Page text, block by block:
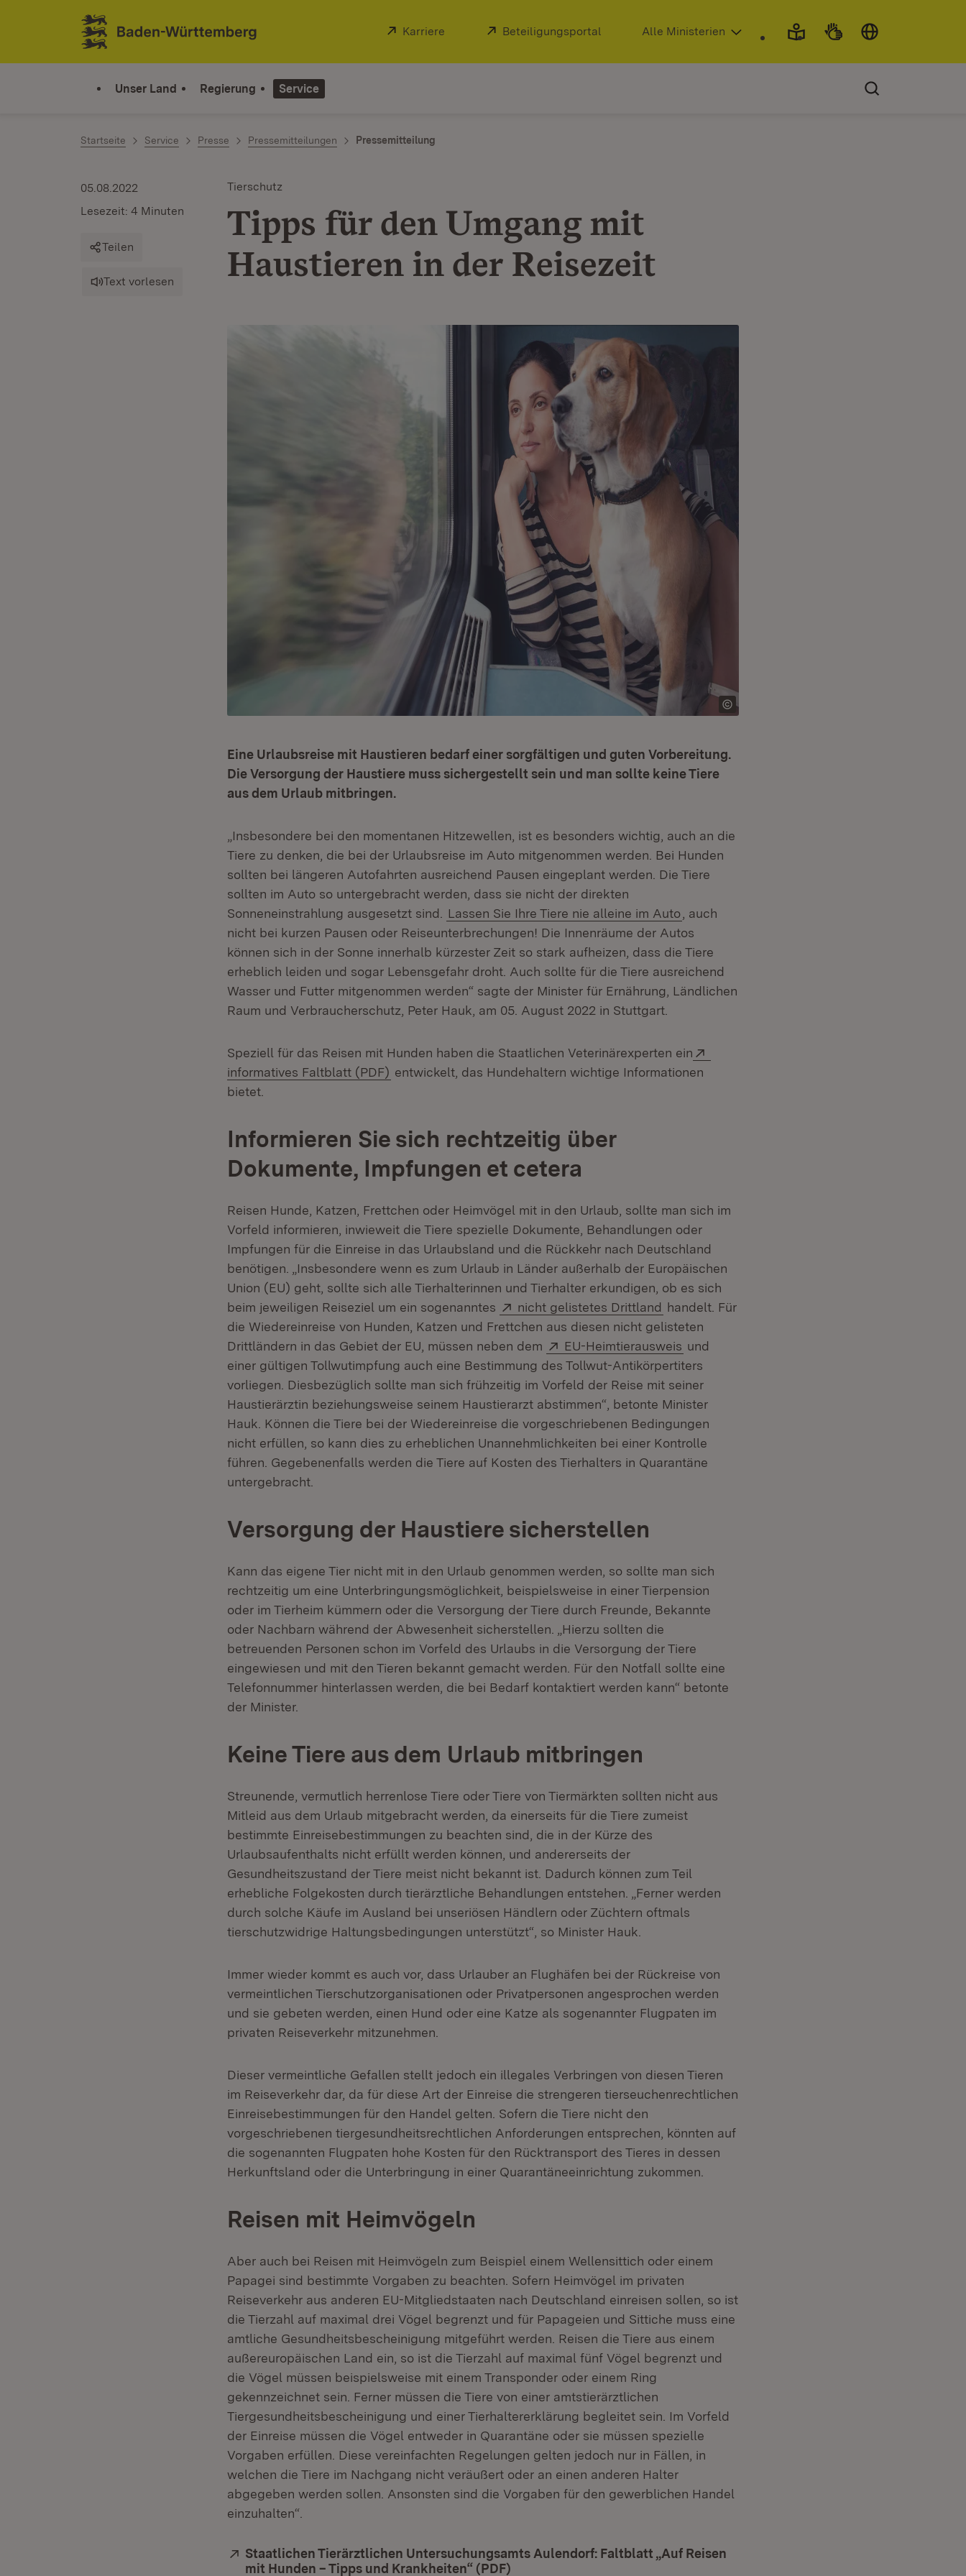
Zum Inhalt springen
Link zur Startseite
Extern:
Karriere (Öffnet in neuem Fenster)
Extern:
Beteiligungsportal (Öffnet in neuem Fenster)
Alle Ministerien
Unser Land Regierung Service
Startseite Service Presse Pressemitteilungen Pressemitteilung
Tierschutz
Tipps für den Umgang mit
Haustieren in der Reisezeit
05.08.2022
Lesezeit: 4 Minuten
Teilen
Text vorlesen
Eine Urlaubsreise mit Haustieren bedarf einer sorgfältigen und guten Vorbereitung.
Die Versorgung der Haustiere muss sichergestellt sein und man sollte keine Tiere
aus dem Urlaub mitbringen.
„Insbesondere bei den momentanen Hitzewellen, ist es besonders wichtig, auch an die
Tiere zu denken, die bei der Urlaubsreise im Auto mitgenommen werden. Bei Hunden
sollten bei längeren Autofahrten ausreichend Pausen eingeplant werden. Die Tiere
sollten im Auto so untergebracht werden, dass sie nicht der direkten
Sonneneinstrahlung ausgesetzt sind.
Lassen Sie Ihre Tiere nie alleine im Auto , auch
nicht bei kurzen Pausen oder Reiseunterbrechungen! Die Innenräume der Autos
können sich in der Sonne innerhalb kürzester Zeit so stark aufheizen, dass die Tiere
erheblich leiden und sogar Lebensgefahr droht. Auch sollte für die Tiere ausreichend
Wasser und Futter mitgenommen werden“ sagte der Minister für Ernährung, Ländlichen
Raum und Verbraucherschutz, Peter Hauk, am 05. August 2022 in Stuttgart.
Speziell für das Reisen mit Hunden haben die Staatlichen Veterinärexperten ein
informatives Faltblatt (PDF) (Öffnet in neuem Fenster)
entwickelt, das Hundehaltern wichtige Informationen
bietet.
Informieren Sie sich rechtzeitig über
Dokumente, Impfungen et cetera
Reisen Hunde, Katzen, Frettchen oder Heimvögel mit in den Urlaub, sollte man sich im
Vorfeld informieren, inwieweit die Tiere spezielle Dokumente, Behandlungen oder
Impfungen für die Einreise in das Urlaubsland und die Rückkehr nach Deutschland
benötigen. „Insbesondere wenn es zum Urlaub in Länder außerhalb der Europäischen
Union (EU) geht, sollte sich alle Tierhalterinnen und Tierhalter erkundigen, ob es sich
beim jeweiligen Reiseziel um ein sogenanntes
Extern:
nicht gelistetes Drittland (Öffnet in neuem Fenster)
handelt. Für
die Wiedereinreise von Hunden, Katzen und Frettchen aus diesen nicht gelisteten
Drittländern in das Gebiet der EU, müssen neben dem
Extern:
EU-Heimtierausweis (Öffnet in neuem Fenster)
und
einer gültigen Tollwutimpfung auch eine Bestimmung des Tollwut-Antikörpertiters
vorliegen. Diesbezüglich sollte man sich frühzeitig im Vorfeld der Reise mit seiner
Haustierärztin beziehungsweise seinem Haustierarzt abstimmen“, betonte Minister
Hauk. Können die Tiere bei der Wiedereinreise die vorgeschriebenen Bedingungen
nicht erfüllen, so kann dies zu erheblichen Unannehmlichkeiten bei einer Kontrolle
führen. Gegebenenfalls werden die Tiere auf Kosten des Tierhalters in Quarantäne
untergebracht.
Versorgung der Haustiere sicherstellen
Kann das eigene Tier nicht mit in den Urlaub genommen werden, so sollte man sich
rechtzeitig um eine Unterbringungsmöglichkeit, beispielsweise in einer Tierpension
oder im Tierheim kümmern oder die Versorgung der Tiere durch Freunde, Bekannte
oder Nachbarn während der Abwesenheit sicherstellen. „Hierzu sollten die
betreuenden Personen schon im Vorfeld des Urlaubs in die Versorgung der Tiere
eingewiesen und mit den Tieren bekannt gemacht werden. Für den Notfall sollte eine
Telefonnummer hinterlassen werden, die bei Bedarf kontaktiert werden kann“ betonte
der Minister.
Keine Tiere aus dem Urlaub mitbringen
Streunende, vermutlich herrenlose Tiere oder Tiere von Tiermärkten sollten nicht aus
Mitleid aus dem Urlaub mitgebracht werden, da einerseits für die Tiere zumeist
bestimmte Einreisebestimmungen zu beachten sind, die in der Kürze des
Urlaubsaufenthalts nicht erfüllt werden können, und andererseits der
Gesundheitszustand der Tiere meist nicht bekannt ist. Dadurch können zum Teil
erhebliche Folgekosten durch tierärztliche Behandlungen entstehen. „Ferner werden
durch solche Käufe im Ausland bei unseriösen Händlern oder Züchtern oftmals
tierschutzwidrige Haltungsbedingungen unterstützt“, so Minister Hauk.
Immer wieder kommt es auch vor, dass Urlauber an Flughäfen bei der Rückreise von
vermeintlichen Tierschutzorganisationen oder Privatpersonen angesprochen werden
und sie gebeten werden, einen Hund oder eine Katze als sogenannter Flugpaten im
privaten Reiseverkehr mitzunehmen.
Dieser vermeintliche Gefallen stellt jedoch ein illegales Verbringen von diesen Tieren
im Reiseverkehr dar, da für diese Art der Einreise die strengeren tierseuchenrechtlichen
Einreisebestimmungen für den Handel gelten. Sofern die Tiere nicht den
vorgeschriebenen tiergesundheitsrechtlichen Anforderungen entsprechen, könnten auf
die sogenannten Flugpaten hohe Kosten für den Rücktransport des Tieres in dessen
Herkunftsland oder die Unterbringung in einer Quarantäneeinrichtung zukommen.
Reisen mit Heimvögeln
Aber auch bei Reisen mit Heimvögeln zum Beispiel einem Wellensittich oder einem
Papagei sind bestimmte Vorgaben zu beachten. Sofern Heimvögel im privaten
Reiseverkehr aus anderen EU-Mitgliedstaaten nach Deutschland einreisen sollen, so ist
die Tierzahl auf maximal drei Vögel begrenzt und für Papageien und Sittiche muss eine
amtliche Gesundheitsbescheinigung mitgeführt werden. Reisen die Tiere aus einem
außereuropäischen Land ein, so ist die Tierzahl auf maximal fünf Vögel begrenzt und
die Vögel müssen beispielsweise mit einem Transponder oder einem Ring
gekennzeichnet sein. Ferner müssen die Tiere von einer amtstierärztlichen
Tiergesundheitsbescheinigung und einer Tierhaltererklärung begleitet sein. Im Vorfeld
der Einreise müssen die Vögel entweder in Quarantäne oder sie müssen spezielle
Vorgaben erfüllen. Diese vereinfachten Regelungen gelten jedoch nur in Fällen, in
welchen die Tiere im Nachgang nicht veräußert oder an einen anderen Halter
abgegeben werden sollen. Ansonsten sind die Vorgaben für den gewerblichen Handel
einzuhalten“.
Extern:
Staatlichen Tierärztlichen Untersuchungsamts Aulendorf: Faltblatt „Auf Reisen
mit Hunden – Tipps und Krankheiten“ (PDF)